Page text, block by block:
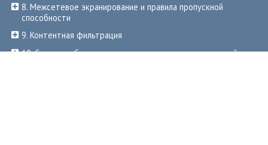
8. Межсетевое экранирование и правила пропускной
способности
9. Контентная фильтрация
10. Система обнаружения и предотвращения вторжений